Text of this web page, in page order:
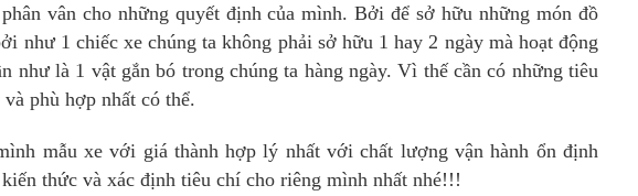
vân cho những quyết định của mình. Bởi để sở hữu những món đồ
như 1 chiếc xe chúng ta không phải sở hữu 1 hay 2 ngày mà hoạt động
là 1 vật gắn bó trong chúng ta hàng ngày. Vì thế cần có những tiêu
phù hợp nhất có thể.
mẫu xe với giá thành hợp lý nhất với chất lượng vận hành ổn định
thức và xác định tiêu chí cho riêng mình nhất nhé!!!